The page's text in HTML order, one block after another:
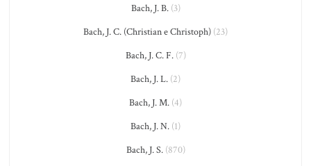
Bach, J. B.(3)
Bach, J. C. (Christian e Christoph) (23)
Bach, J. C. F.(7)
Bach, J. L. (2)
Bach, J. M. (4)
Bach, J. N. (1)
Bach, J. S.(870)